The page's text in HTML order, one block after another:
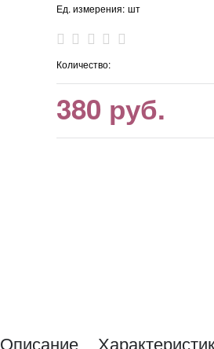
Ед. измерения: шт
Количество:
380 руб.
Описание